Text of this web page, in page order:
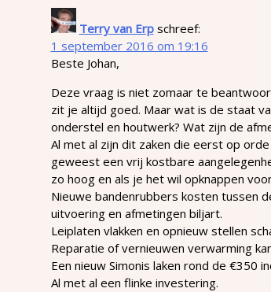
Terry van Erp schreef:
1 september 2016 om 19:16
Beste Johan,
Deze vraag is niet zomaar te
zit je altijd goed. Maar wat is de staat
onderstel en houtwerk? Wat zijn de
Al met al zijn dit zaken die eerst op
geweest een vrij kostbare
zo hoog en als je het wil opknappen
Nieuwe bandenrubbers kosten tussen
uitvoering en afmetingen biljart.
Leiplaten vlakken en opnieuw stellen
Reparatie of vernieuwen verwarming
Een nieuw Simonis laken rond de €350
Al met al een flinke investering.